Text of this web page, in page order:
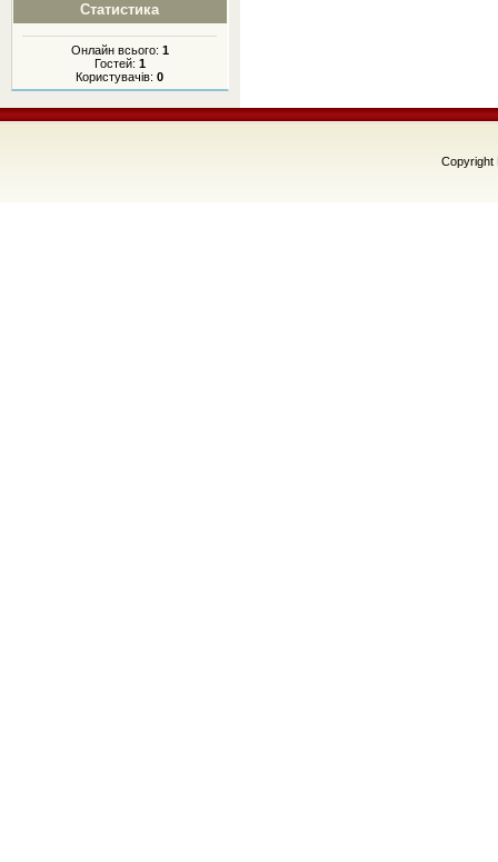
Статистика
Онлайн всього: 1
Гостей: 1
Користувачів:0
Copyright